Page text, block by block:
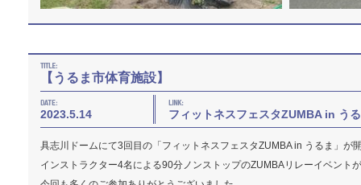
【うるま市体育施設】
2023.5.14 フィットネスフェスタZUMBA in う
具志川ドームにて3回目の「フィットネスフェスタZUMBA in うるま」が
インストラクター4名による90分ノンストップのZUMBAリレーイベント